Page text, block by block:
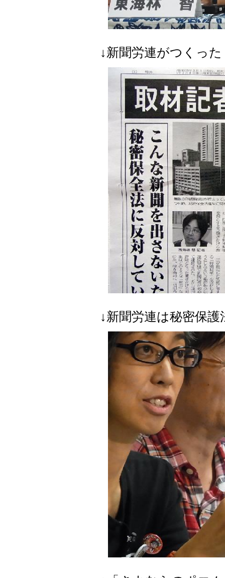
↓新聞労連がつくっ
↓新聞労連は秘密保